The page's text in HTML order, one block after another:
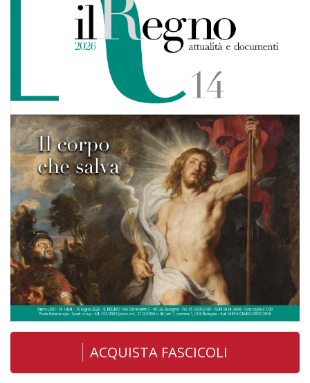
ACQUISTA FASCICOLI